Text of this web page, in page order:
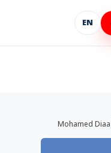
EN
Mohamed Diaa